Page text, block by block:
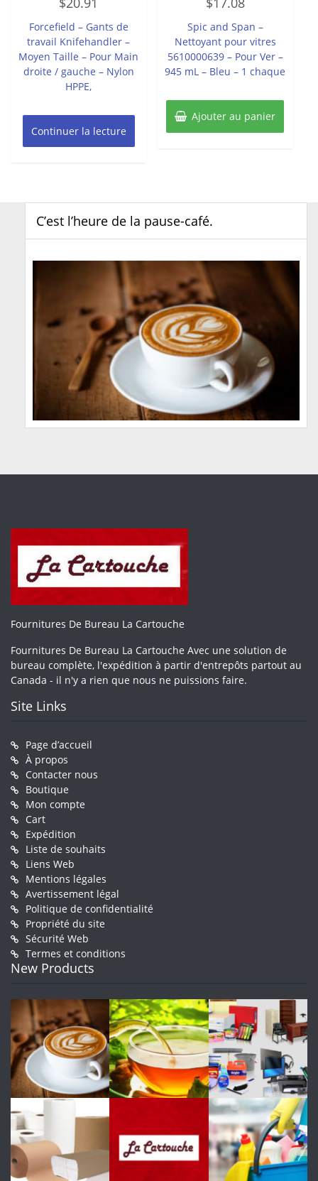
0
sur
Forcefield – Gants de
travail Knifehandler –
Moyen Taille – Pour Main
droite / gauche – Nylon
HPPE,
Continuer la lecture
0
sur
Spic and Span –
Nettoyant pour vitres
5610000639 – Pour Ver –
945 mL – Bleu – 1 chaque
Ajouter au panier
C’est l’heure de la pause-café.
Fournitures De Bureau La Cartouche
Fournitures De Bureau La Cartouche Avec une solution de
bureau complète, l'expédition à partir d'entrepôts partout au
Canada - il n'y a rien que nous ne puissions faire.
Site Links
Page d’accueil
À propos
Contacter nous
Boutique
Mon compte
Cart
Expédition
Liste de souhaits
Liens Web
Mentions légales
Avertissement légal
Politique de confidentialité
Propriété du site
Sécurité Web
Termes et conditions
New Products